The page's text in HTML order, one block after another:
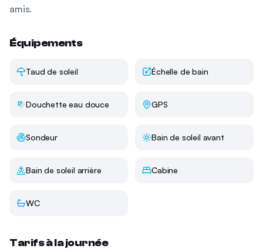
amis.
Équipements
Taud de soleil Échelle de bain
Douchette eau douce GPS
Sondeur Bain de soleil avant
Bain de soleil arrière Cabine
WC
Tarifs à la journée